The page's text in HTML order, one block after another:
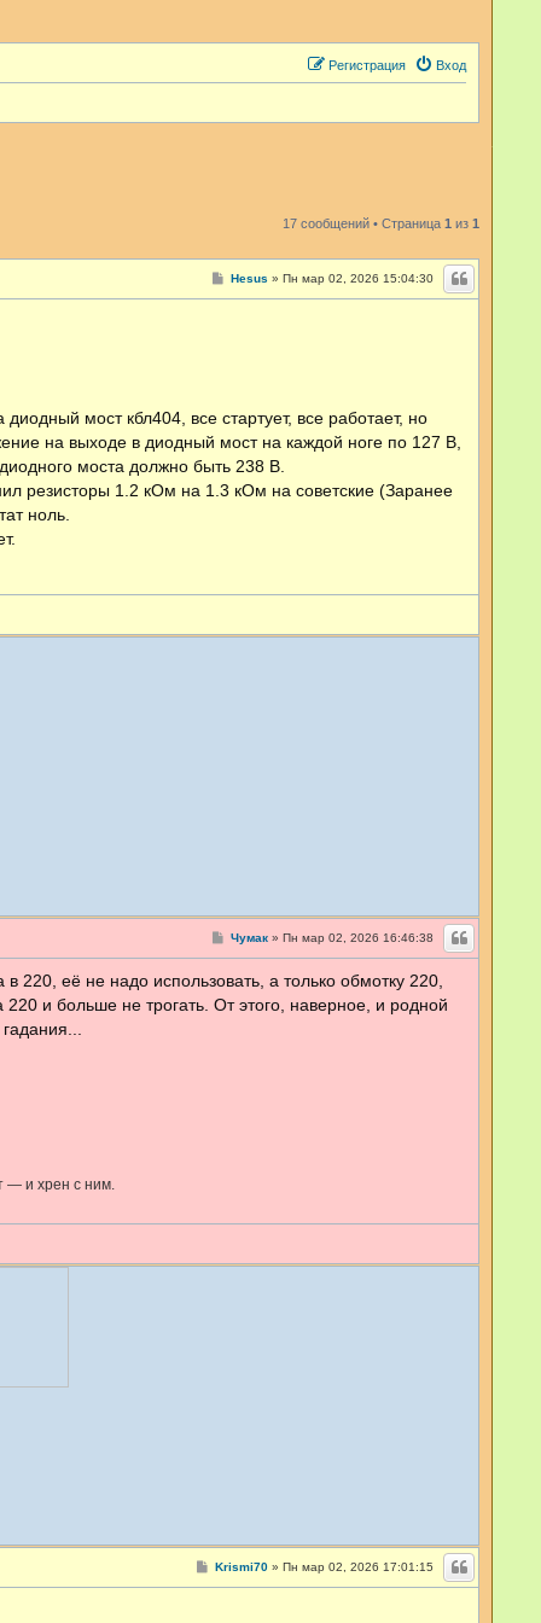
Вход
Регистрация
17 сообщений • Страница 1 из 1
СHesus » Пн мар 02, 2026 15:04:30
мост кбл404, все стартует, все работает, но
на выходе в диодный мост на каждой ноге по 127 В,
моста должно быть 238 В.
резисторы 1.2 кОм на 1.3 кОм на советские (Заранее
ноль.
С
б
е
Чумак » Пн мар 02, 2026 16:46:38
220, её не надо использовать, а только обмотку 220,
и больше не трогать. От этого, наверное, и родной
— и хрен с ним.
СKrismi70 » Пн мар 02, 2026 17:01:15